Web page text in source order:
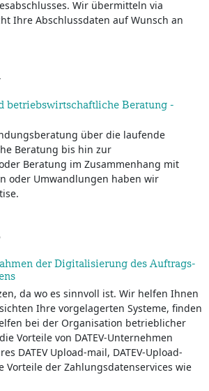
Wir übermitteln via
Ihre Abschlussdaten auf Wunsch an
betriebswirtschaftliche Beratung -
über die laufende
Beratung bis hin zur
Beratung im Zusammenhang mit
oder Umwandlungen haben wir
der Digitalisierung des Auftrags-
da wo es sinnvoll ist. Wir helfen Ihnen
Ihre vorgelagerten Systeme, finden
bei der Organisation betrieblicher
Vorteile von DATEV-Unternehmen
DATEV Upload-mail, DATEV-Upload-
Vorteile der Zahlungsdatenservices wie